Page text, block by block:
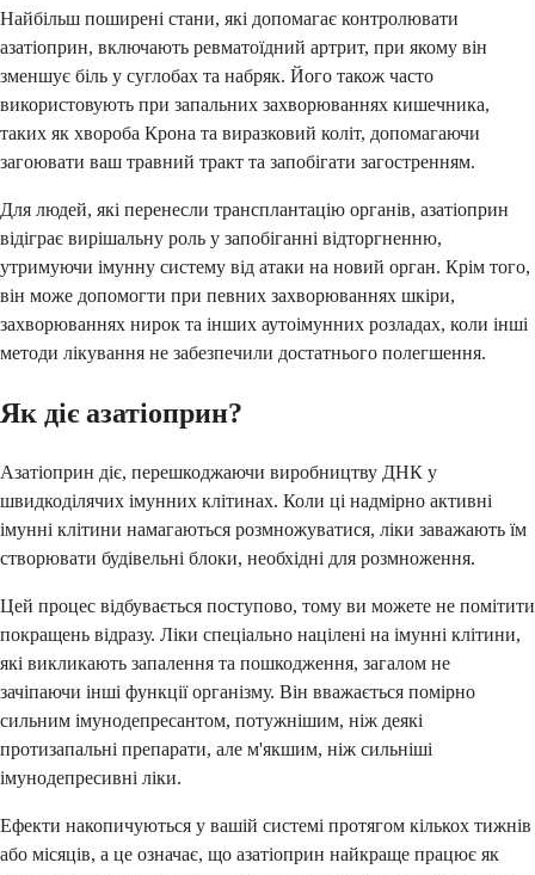
Найбільш поширені стани, які допомагає контролювати
азатіоприн, включають ревматоїдний артрит, при якому він
зменшує біль у суглобах та набряк. Його також часто
використовують при запальних захворюваннях кишечника,
таких як хвороба Крона та виразковий коліт, допомагаючи
загоювати ваш травний тракт та запобігати загостренням.
Для людей, які перенесли трансплантацію органів, азатіоприн
відіграє вирішальну роль у запобіганні відторгненню,
утримуючи імунну систему від атаки на новий орган. Крім того,
він може допомогти при певних захворюваннях шкіри,
захворюваннях нирок та інших аутоімунних розладах, коли інші
методи лікування не забезпечили достатнього полегшення.
Як діє азатіоприн?
Азатіоприн діє, перешкоджаючи виробництву ДНК у
швидкоділячих імунних клітинах. Коли ці надмірно активні
імунні клітини намагаються розмножуватися, ліки заважають їм
створювати будівельні блоки, необхідні для розмноження.
Цей процес відбувається поступово, тому ви можете не помітити
покращень відразу. Ліки спеціально націлені на імунні клітини,
які викликають запалення та пошкодження, загалом не
зачіпаючи інші функції організму. Він вважається помірно
сильним імунодепресантом, потужнішим, ніж деякі
протизапальні препарати, але м'якшим, ніж сильніші
імунодепресивні ліки.
Ефекти накопичуються у вашій системі протягом кількох тижнів
або місяців, а це означає, що азатіоприн найкраще працює як